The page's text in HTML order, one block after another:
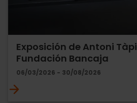
Exposición de Antoni
Fundación Bancaja
06/03/2026 - 30/08/2026